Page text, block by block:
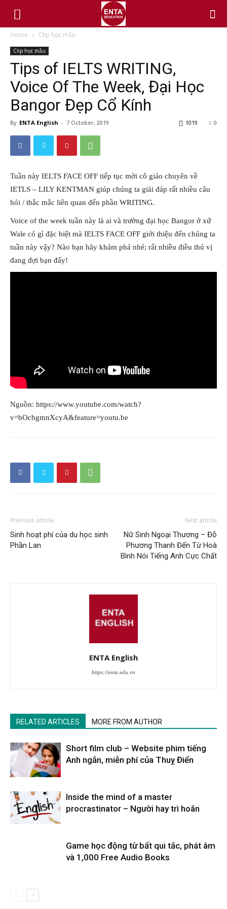
Home Clip học mẫu
Clip học mẫu
Tips of IELTS WRITING,
Voice Of The Week, Đại Học
Bangor Đẹp Cổ Kính
By ENTA English - 7 October, 2019 0
1019
Tuần này IELTS FACE OFF tiếp tục mời cô giáo chuyên về
IETLS – LILY KENTMAN giúp chúng ta giải đáp rất nhiều câu
hỏi / thắc mắc liên quan đến phần WRITING.
Voice of the week tuần này là ai và trường đại học Bangor ở xứ
Wale có gì đặc biệt mà IELTS FACE OFF giới thiệu đến chúng ta
tuần này vậy? Nào bạn hãy khám phá nhé; rất nhiều điều thú vị
đang đợi bạn đấy!
Nguồn: https://www.youtube.com/watch?
v=bOcbgmnXcyA&feature=youtu.be
Previous article
Sinh hoạt phí của du học sinh
Phần Lan
Next article
Nữ Sinh Ngoại Thương – Đỗ
Phương Thanh Đến Từ Hoà
Bình Nói Tiếng Anh Cực Chất
ENTA English
https://enta.edu.vn
RELATED ARTICLES MORE FROM AUTHOR
Short film club – Website phim tiếng
Anh ngắn, miễn phí của Thuỵ Điển
Inside the mind of a master
procrastinator – Người hay trì hoãn
Game học động từ bất qui tắc, phát âm
và 1,000 Free Audio Books